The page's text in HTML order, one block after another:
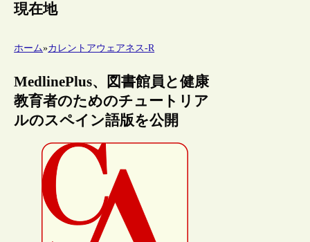
現在地
ホーム»カレントアウェアネス-R
MedlinePlus、図書館員と健康
教育者のためのチュートリア
ルのスペイン語版を公開